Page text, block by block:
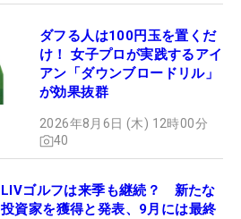
ダフる人は100円玉を置くだ
け！ 女子プロが実践するアイ
アン「ダウンブロードリル」
が効果抜群
2026年8月6日 (木) 12時00分
40
LIVゴルフは来季も継続？ 新たな
投資家を獲得と発表、9月には最終